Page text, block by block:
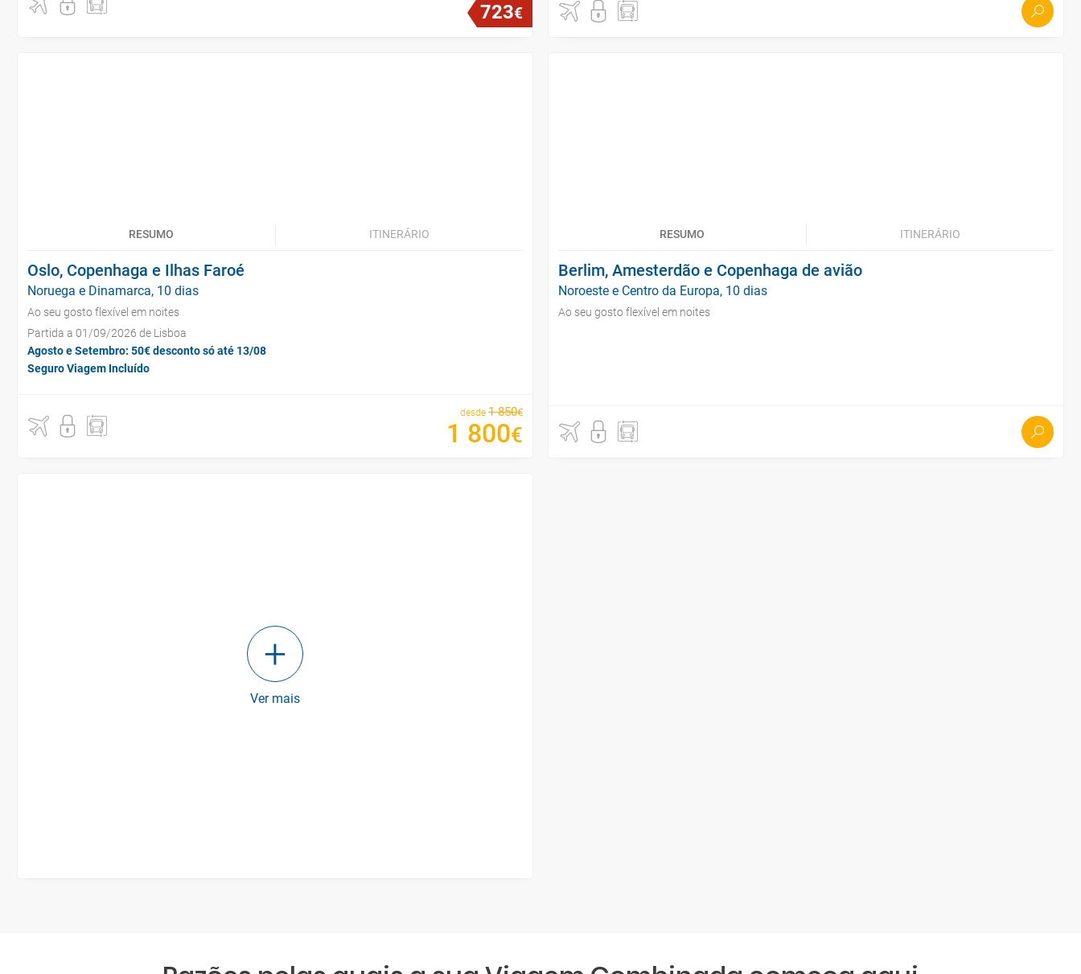
723€
RESUMO ITINERÁRIO
Oslo, Copenhaga e Ilhas Faroé
Noruega e Dinamarca, 10 dias
Ao seu gosto flexível em noites
Partida a 01/09/2026 de Lisboa
Agosto e Setembro: 50€ desconto só até 13/08
Seguro Viagem Incluído
desde 1 850€
1 800€
RESUMO ITINERÁRIO
Berlim, Amesterdão e Copenhaga de avião
Noroeste e Centro da Europa, 10 dias
Ao seu gosto flexível em noites
Ver mais